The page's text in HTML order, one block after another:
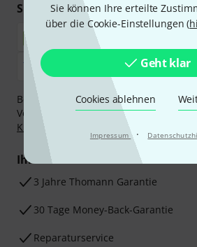
Sie können Ihre erteilte
über die Cookie-Einstellungen (
Geht klar
Cookies ablehnen
Impressum ·
Sicher einkaufen & bezahlen
Bezahlen Sie vertraulich und sicher
Vorkasse, PayPal, Amazon Pay,
Klarna Ratenzahlung
oder Kreditkarte.
Ihre Vorteile
3 Jahre Thomann Garantie
30 Tage Money-Back-Garantie
Reparaturservice